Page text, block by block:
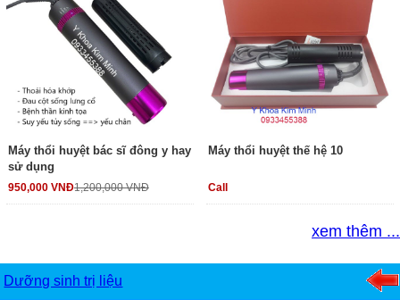
Máy thổi huyệt bác sĩ đông y hay
sử dụng
950,000 VNĐ1,200,000 VNĐ
Máy thổi huyệt thế hệ 10
Call
xem thêm ...
Dưỡng sinh trị liệu